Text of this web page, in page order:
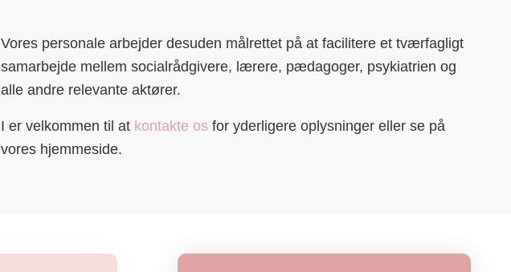
Vores personale arbejder desuden målrettet på at facilitere et tværfagligt
samarbejde mellem socialrådgivere, lærere, pædagoger, psykiatrien og
alle andre relevante aktører.
I er velkommen til at kontakte os for yderligere oplysninger eller se på
vores hjemmeside.